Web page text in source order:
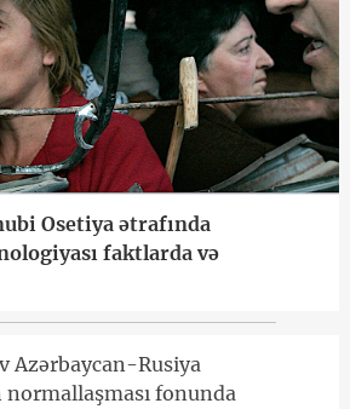
Osetiya ətrafında
faktlarda və
Azərbaycan-Rusiya
fonunda